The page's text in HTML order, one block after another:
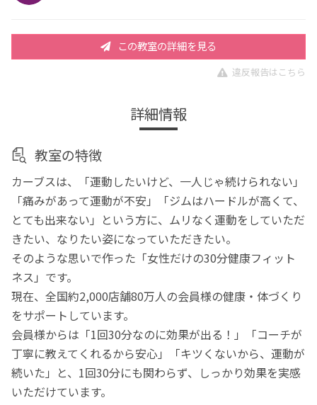
この教室の詳細を見る
違反報告はこちら
詳細情報
教室の特徴
カーブスは、「運動したいけど、一人じゃ続けられない」
「痛みがあって運動が不安」「ジムはハードルが高くて、
とても出来ない」という方に、ムリなく運動をしていただ
きたい、なりたい姿になっていただきたい。
そのような思いで作った「女性だけの30分健康フィット
ネス」です。
現在、全国約2,000店舗80万人の会員様の健康・体づくり
をサポートしています。
会員様からは「1回30分なのに効果が出る！」「コーチが
丁寧に教えてくれるから安心」「キツくないから、運動が
続いた」と、1回30分にも関わらず、しっかり効果を実感
いただけています。